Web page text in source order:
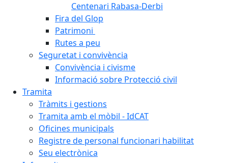
Centenari Rabasa-Derbi
Fira del Glop
Patrimoni
Rutes a peu
Seguretat i convivència
Convivència i civisme
Informació sobre Protecció civil
Tramita
Tràmits i gestions
Tramita amb el mòbil - IdCAT
Oficines municipals
Registre de personal funcionari habilitat
Seu electrònica